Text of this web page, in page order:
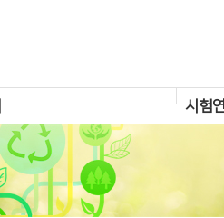
시험